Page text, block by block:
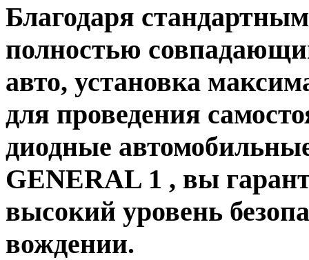
Благодаря
полностью
авто, установка
для проведения
диодные
GENERAL 1 , вы
высокий уровень
вождении.